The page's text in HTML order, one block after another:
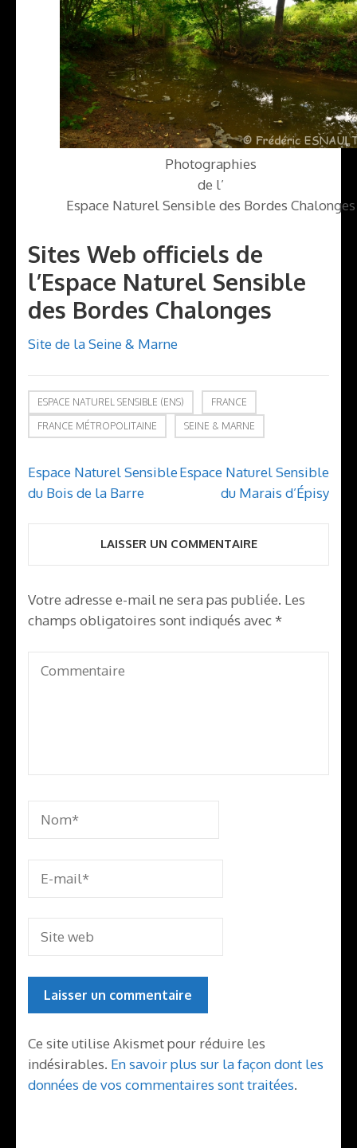
Photographies
de l’
Espace Naturel Sensible des Bordes Chalonges
Sites Web officiels de
l’Espace Naturel Sensible
des Bordes Chalonges
Site de la Seine & Marne
ESPACE NATUREL SENSIBLE (ENS)
FRANCE
FRANCE MÉTROPOLITAINE
SEINE & MARNE
Navigation
de
Espace Naturel Sensible
du Bois de la Barre
Espace Naturel Sensible
du Marais d’Épisy
LAISSER UN COMMENTAIRE
Votre adresse e-mail ne sera pas publiée. Les
champs obligatoires sont indiqués avec *
Ce site utilise Akismet pour réduire les
indésirables. En savoir plus sur la façon dont les
données de vos commentaires sont traitées.